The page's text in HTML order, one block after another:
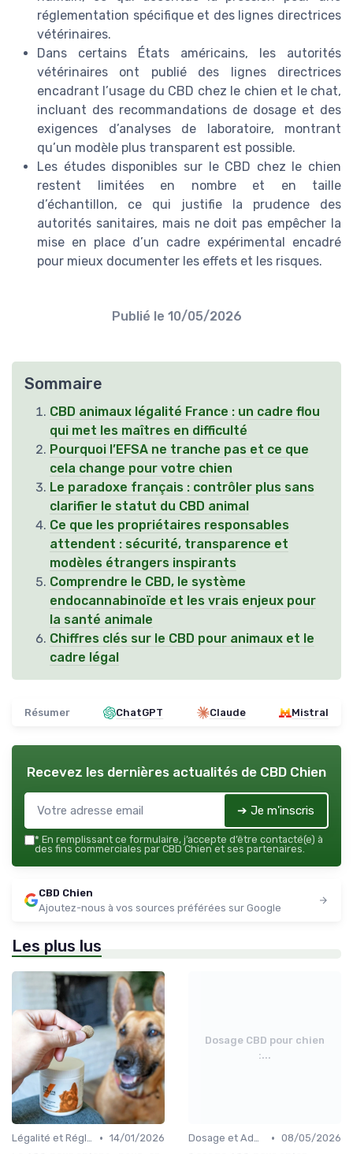
réglementation spécifique et des lignes directrices
vétérinaires.
Dans certains États américains, les autorités
vétérinaires ont publié des lignes directrices
encadrant l’usage du CBD chez le chien et le chat,
incluant des recommandations de dosage et des
exigences d’analyses de laboratoire, montrant
qu’un modèle plus transparent est possible.
Les études disponibles sur le CBD chez le chien
restent limitées en nombre et en taille
d’échantillon, ce qui justifie la prudence des
autorités sanitaires, mais ne doit pas empêcher la
mise en place d’un cadre expérimental encadré
pour mieux documenter les effets et les risques.
Publié le 10/05/2026
Sommaire
CBD animaux légalité France : un cadre flou
qui met les maîtres en difficulté
Pourquoi l’EFSA ne tranche pas et ce que
cela change pour votre chien
Le paradoxe français : contrôler plus sans
clarifier le statut du CBD animal
Ce que les propriétaires responsables
attendent : sécurité, transparence et
modèles étrangers inspirants
Comprendre le CBD, le système
endocannabinoïde et les vrais enjeux pour
la santé animale
Chiffres clés sur le CBD pour animaux et le
cadre légal
Résumer ChatGPT Claude Mistral
Recevez les dernières actualités de CBD Chien
➔ Je m'inscris
* En remplissant ce formulaire, j’accepte d’être contacté(e) à
des fins commerciales par CBD Chien et ses partenaires.
CBD Chien
Ajoutez-nous à vos sources préférées sur Google
Les plus lus
Légalité et Réglementations du CBD pour Chiens • 14/01/2026
Dosage CBD pour chien
:...
Dosage et Administration pour Chiens • 08/05/2026